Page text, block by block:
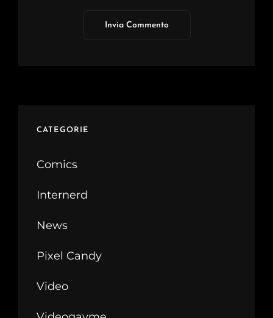
CATEGORIE
Comics
Internerd
News
Pixel Candy
Video